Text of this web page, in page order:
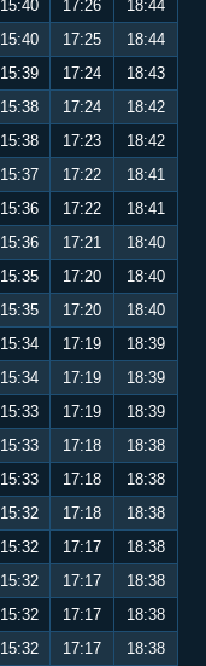
15:40 17:26
18:44
15:40 17:25
18:44
15:39 17:24
18:43
15:38 17:24
18:42
15:38 17:23
18:42
15:37 17:22
18:41
15:36 17:22
18:41
15:36 17:21
18:40
15:35 17:20
18:40
15:35 17:20
18:40
15:34 17:19
18:39
15:34 17:19
18:39
15:33 17:19
18:39
15:33 17:18
18:38
15:33 17:18
18:38
15:32 17:18
18:38
15:32 17:17
18:38
15:32 17:17
18:38
15:32 17:17
18:38
15:32 17:17 18:38